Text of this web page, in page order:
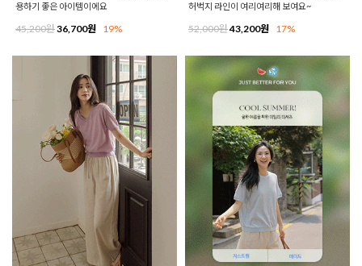
용하기 좋은 아이템이에요
45,200원36,700원 19%
허벅지 라인이 여리여리해 보여요~
52,000원43,200원 17%